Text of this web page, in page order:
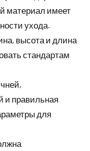
материал имеет
ухода.
высота и длина
стандартам
и правильная
для